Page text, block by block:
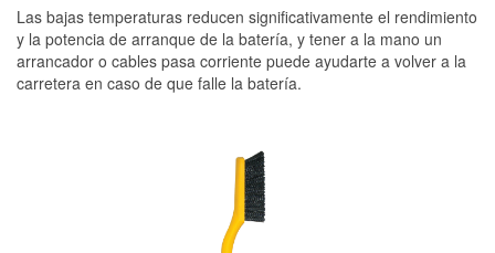
Las bajas temperaturas reducen significativamente el rendimiento
y la potencia de arranque de la batería, y tener a la mano un
arrancador o cables pasa corriente puede ayudarte a volver a la
carretera en caso de que falle la batería.